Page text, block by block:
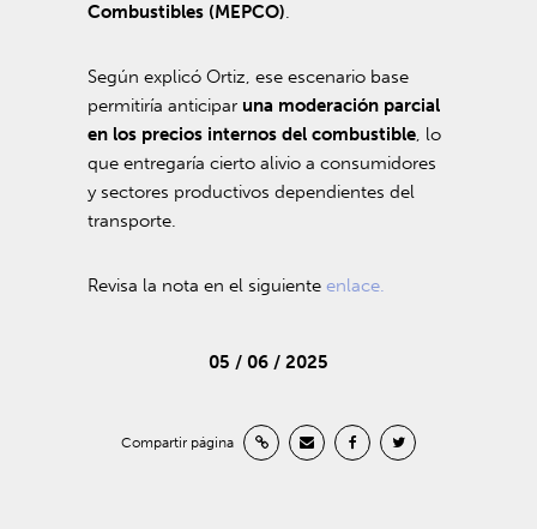
Combustibles (MEPCO).
Según explicó Ortiz, ese escenario base
permitiría anticipar una moderación parcial
en los precios internos del combustible, lo
que entregaría cierto alivio a consumidores
y sectores productivos dependientes del
transporte.
Revisa la nota en el siguienteenlace.
05 / 06 / 2025
Compartir página